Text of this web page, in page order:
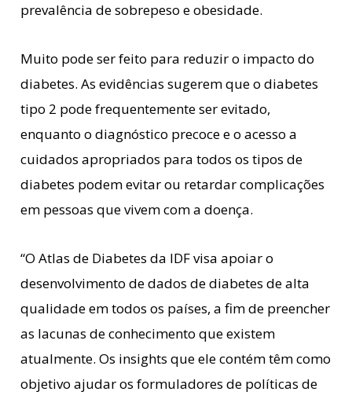
prevalência de sobrepeso e obesidade.
Muito pode ser feito para reduzir o impacto do
diabetes. As evidências sugerem que o diabetes
tipo 2 pode frequentemente ser evitado,
enquanto o diagnóstico precoce e o acesso a
cuidados apropriados para todos os tipos de
diabetes podem evitar ou retardar complicações
em pessoas que vivem com a doença.
“O Atlas de Diabetes da IDF visa apoiar o
desenvolvimento de dados de diabetes de alta
qualidade em todos os países, a fim de preencher
as lacunas de conhecimento que existem
atualmente. Os insights que ele contém têm como
objetivo ajudar os formuladores de políticas de